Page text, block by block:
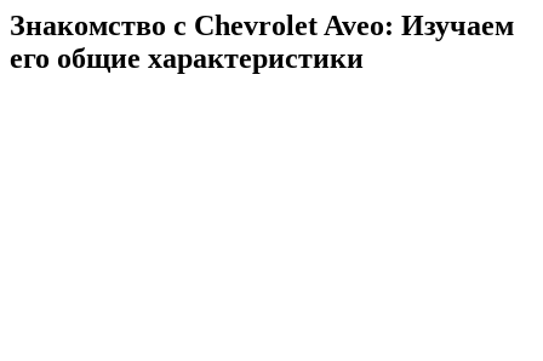
Знакомство с Chevrolet Aveo: Изучаем
его общие характеристики